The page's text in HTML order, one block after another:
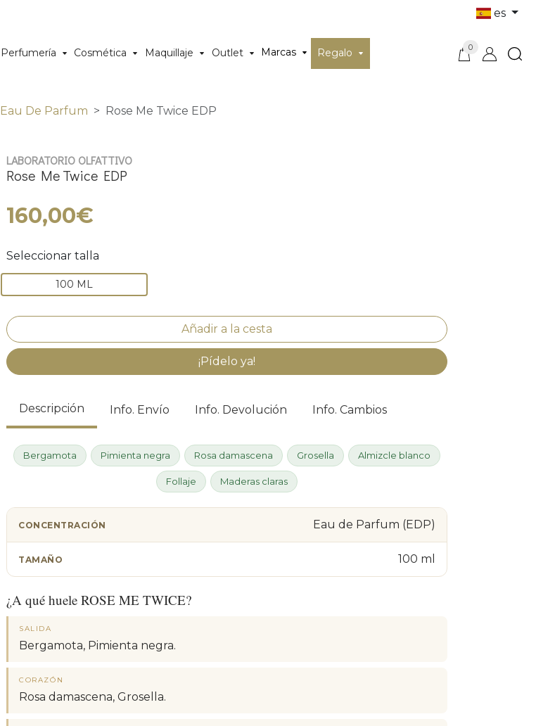
es
Perfumería Cosmética Maquillaje Outlet Marcas Regalo 0
Eau De Parfum Rose Me Twice EDP
LABORATORIO OLFATTIVO
Rose Me Twice EDP
160,00€
Seleccionar talla
100 ML
¡Pídelo ya!
Descripción Info. Envío Info. Devolución Info. Cambios
Bergamota Pimienta negra Rosa damascena Grosella Almizcle blanco
Follaje Maderas claras
CONCENTRACIÓN Eau de Parfum (EDP)
TAMAÑO 100 ml
¿A qué huele ROSE ME TWICE?
SALIDA
Bergamota, Pimienta negra.
CORAZÓN
Rosa damascena, Grosella.